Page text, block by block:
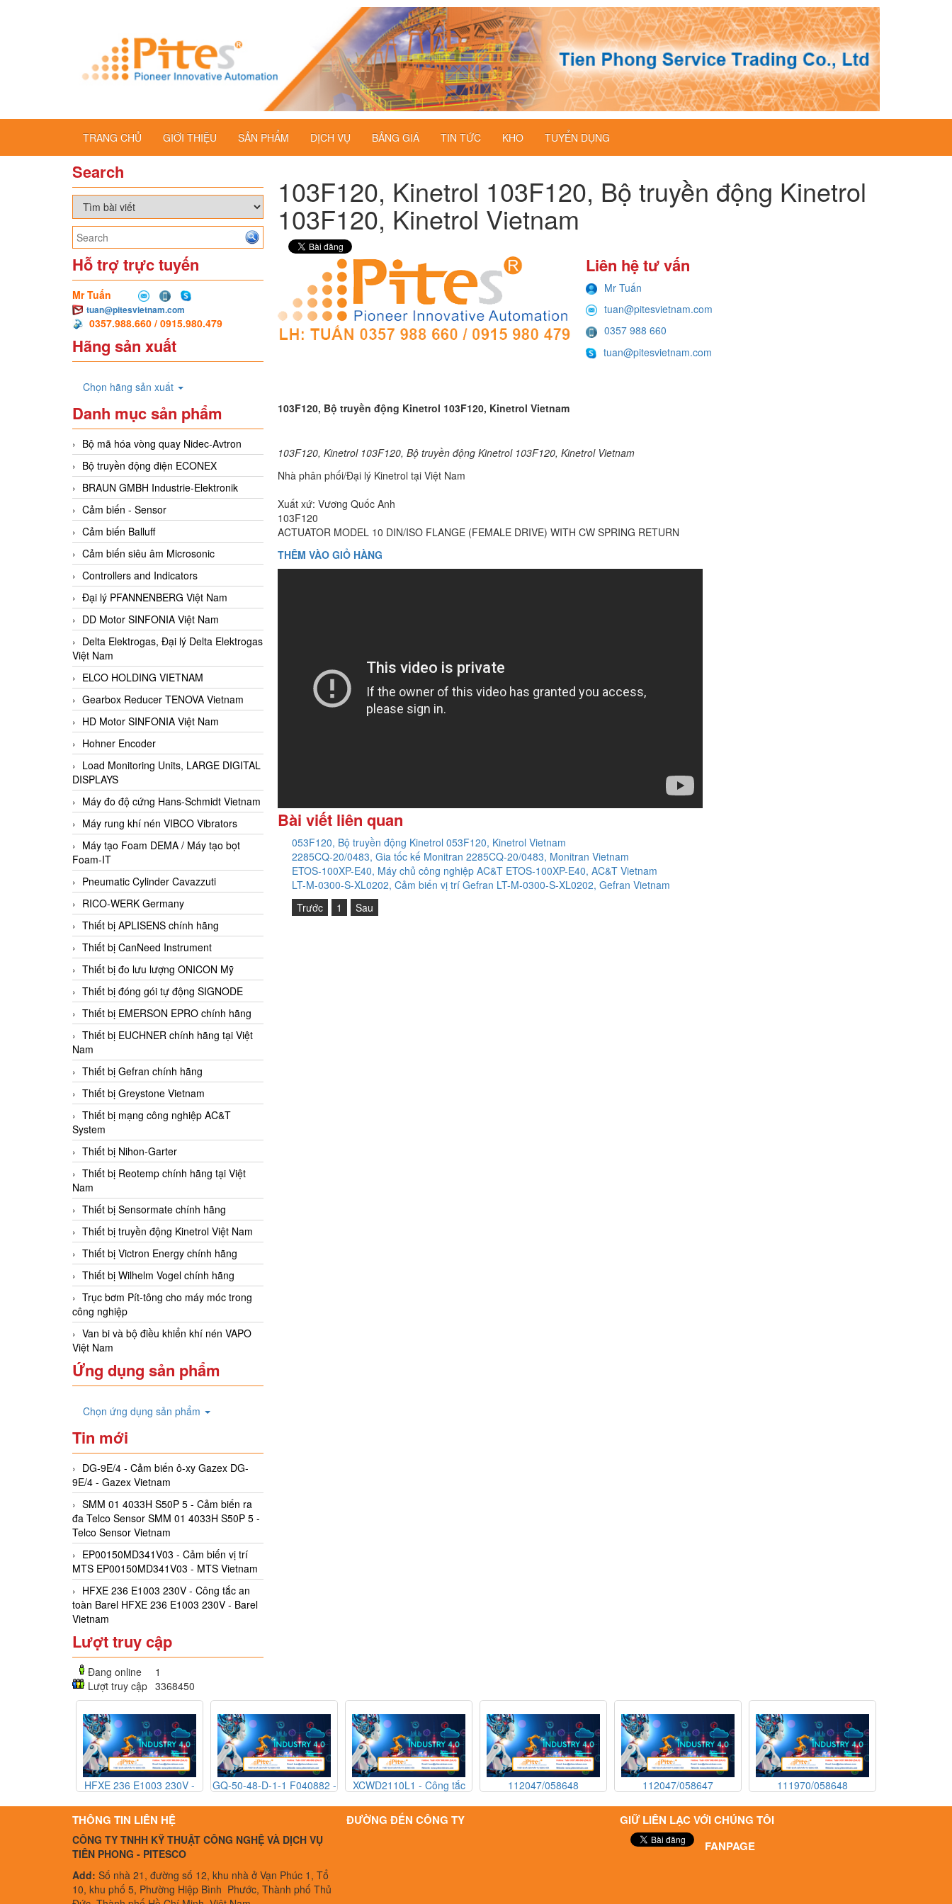
TRANG CHỦ GIỚI THIỆU SẢN PHẨM DỊCH VỤ BẢNG GIÁ TIN TỨC KHO TUYỂN DỤNG
Search
Hỗ trợ trực tuyến
Mr Tuấn
tuan@pitesvietnam.com
0357.988.660 / 0915.980.479
Hãng sản xuất
Chọn hãng sản xuất
Danh mục sản phẩm
Bộ mã hóa vòng quay Nidec-Avtron
Bộ truyền động điện ECONEX
BRAUN GMBH Industrie-Elektronik
Cảm biến - Sensor
Cảm biến Balluff
Cảm biến siêu âm Microsonic
Controllers and Indicators
Đại lý PFANNENBERG Việt Nam
DD Motor SINFONIA Việt Nam
Delta Elektrogas, Đại lý Delta Elektrogas
Việt Nam
ELCO HOLDING VIETNAM
Gearbox Reducer TENOVA Vietnam
HD Motor SINFONIA Việt Nam
Hohner Encoder
Load Monitoring Units, LARGE DIGITAL
DISPLAYS
Máy đo độ cứng Hans-Schmidt Vietnam
Máy rung khí nén VIBCO Vibrators
Máy tạo Foam DEMA / Máy tạo bọt
Foam-IT
Pneumatic Cylinder Cavazzuti
RICO-WERK Germany
Thiết bị APLISENS chính hãng
Thiết bị CanNeed Instrument
Thiết bị đo lưu lượng ONICON Mỹ
Thiết bị đóng gói tự động SIGNODE
Thiết bị EMERSON EPRO chính hãng
Thiết bị EUCHNER chính hãng tại Việt
Nam
Thiết bị Gefran chính hãng
Thiết bị Greystone Vietnam
Thiết bị mạng công nghiệp AC&T
System
Thiết bị Nihon-Garter
Thiết bị Reotemp chính hãng tại Việt
Nam
Thiết bị Sensormate chính hãng
Thiết bị truyền động Kinetrol Việt Nam
Thiết bị Victron Energy chính hãng
Thiết bị Wilhelm Vogel chính hãng
Trục bơm Pít-tông cho máy móc trong
công nghiệp
Van bi và bộ điều khiển khí nén VAPO
Việt Nam
Ứng dụng sản phẩm
Chọn ứng dụng sản phẩm
Tin mới
DG-9E/4 - Cảm biến ô-xy Gazex DG-
9E/4 - Gazex Vietnam
SMM 01 4033H S50P 5 - Cảm biến ra
đa Telco Sensor SMM 01 4033H S50P 5 -
Telco Sensor Vietnam
EP00150MD341V03 - Cảm biến vị trí
MTS EP00150MD341V03 - MTS Vietnam
HFXE 236 E1003 230V - Công tắc an
toàn Barel HFXE 236 E1003 230V - Barel
Vietnam
Lượt truy cập
Đang online
1
Lượt truy cập 3368450
103F120, Kinetrol 103F120, Bộ truyền động Kinetrol
103F120, Kinetrol Vietnam
Liên hệ tư vấn
Mr Tuấn
tuan@pitesvietnam.com
0357 988 660
tuan@pitesvietnam.com
103F120, Bộ truyền động Kinetrol 103F120, Kinetrol Vietnam
103F120, Kinetrol 103F120, Bộ truyền động Kinetrol 103F120, Kinetrol Vietnam
Nhà phân phối/Đại lý Kinetrol tại Việt Nam
Xuất xứ: Vương Quốc Anh
103F120
ACTUATOR MODEL 10 DIN/ISO FLANGE (FEMALE DRIVE) WITH CW SPRING RETURN
THÊM VÀO GIỎ HÀNG
Bài viết liên quan
053F120, Bộ truyền động Kinetrol 053F120, Kinetrol Vietnam
2285CQ-20/0483, Gia tốc kế Monitran 2285CQ-20/0483, Monitran Vietnam
ETOS-100XP-E40, Máy chủ công nghiệp AC&T ETOS-100XP-E40, AC&T Vietnam
LT-M-0300-S-XL0202, Cảm biến vị trí Gefran LT-M-0300-S-XL0202, Gefran Vietnam
Trước
1 Sau
HFXE 236 E1003 230V -
HFXE 236 E1003 230V -
Barel Vietnam
GQ-50-48-D-1-1 F040882 -
XCWD2110L1 - Công tắc
XCWD2110L1 - Technor
Atex Vietnam
112047/058648
112047/058647
định lượng KNF
112047/058647
NPK04KVDC-B PR - KNF
111970/058648
định lượng KNF
111970/058648
NPK04KVDC-B VA - KNF
THÔNG TIN LIÊN HỆ
CÔNG TY TNHH KỸ THUẬT CÔNG NGHỆ VÀ DỊCH VỤ
TIÊN PHONG - PITESCO
Add: Số nhà 21, đường số 12, khu nhà ở Vạn Phúc 1, Tổ
10, khu phố 5, Phường Hiệp Bình Phước, Thành phố Thủ
ĐƯỜNG ĐẾN CÔNG TY
GIỮ LIÊN LẠC VỚI CHÚNG TÔI
FANPAGE